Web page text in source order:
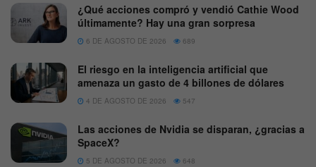
¿Qué acciones compró y vendió Cathie Wood
últimamente? Hay una gran sorpresa
6 DE AGOSTO DE 2026 689
El riesgo en la inteligencia artificial que
amenaza un gasto de 4 billones de dólares
4 DE AGOSTO DE 2026 547
Las acciones de Nvidia se disparan, ¿gracias a
SpaceX?
5 DE AGOSTO DE 2026 648